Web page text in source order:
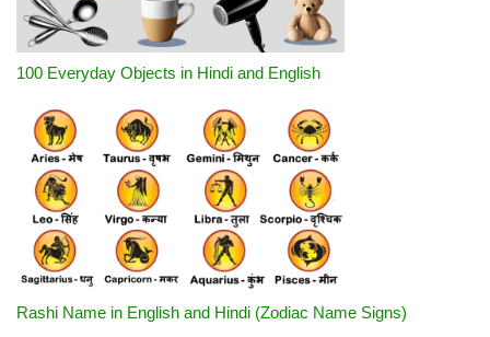
100 Everyday Objects in Hindi and English
Rashi Name in English and Hindi (Zodiac Name Signs)